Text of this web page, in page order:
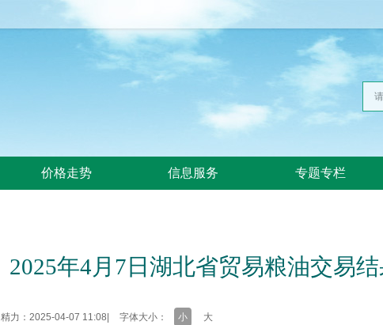
价格走势 信息服务 专题专栏
2025年4月7日湖北省贸易粮油交易
精力：2025-04-07 11:08 字体大小： 小 大